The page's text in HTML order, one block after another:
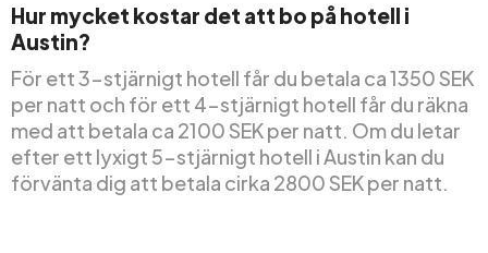
Hur mycket kostar det att bo på hotell i
Austin?
För ett 3-stjärnigt hotell får du betala ca 1350 SEK
per natt och för ett 4-stjärnigt hotell får du räkna
med att betala ca 2100 SEK per natt. Om du letar
efter ett lyxigt 5-stjärnigt hotell i Austin kan du
förvänta dig att betala cirka 2800 SEK per natt.